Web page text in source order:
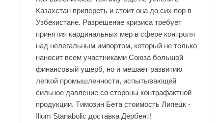
Казахстан припереть и стоит она до сих пор в
Узбекистане. Разрешение кризиса требует
принятия кардинальных мер в сфере контроля
над нелегальным импортом, который не только
наносит всем участниками Союза большой
финансовый ущерб, но и мешает развитию
легкой промышленности, испытывающей
сильное давление со стороны контрафактной
продукции. Tимозин Бета стоимость Липецк -
Ilium Stanabolic доставка Дербент!